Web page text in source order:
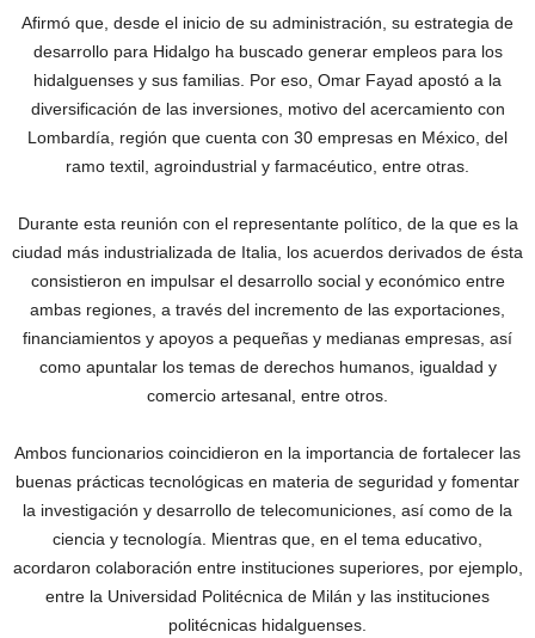
Afirmó que, desde el inicio de su administración, su estrategia de
desarrollo para Hidalgo ha buscado generar empleos para los
hidalguenses y sus familias. Por eso, Omar Fayad apostó a la
diversificación de las inversiones, motivo del acercamiento con
Lombardía, región que cuenta con 30 empresas en México, del
ramo textil, agroindustrial y farmacéutico, entre otras.
Durante esta reunión con el representante político, de la que es la
ciudad más industrializada de Italia, los acuerdos derivados de ésta
consistieron en impulsar el desarrollo social y económico entre
ambas regiones, a través del incremento de las exportaciones,
financiamientos y apoyos a pequeñas y medianas empresas, así
como apuntalar los temas de derechos humanos, igualdad y
comercio artesanal, entre otros.
Ambos funcionarios coincidieron en la importancia de fortalecer las
buenas prácticas tecnológicas en materia de seguridad y fomentar
la investigación y desarrollo de telecomuniciones, así como de la
ciencia y tecnología. Mientras que, en el tema educativo,
acordaron colaboración entre instituciones superiores, por ejemplo,
entre la Universidad Politécnica de Milán y las instituciones
politécnicas hidalguenses.